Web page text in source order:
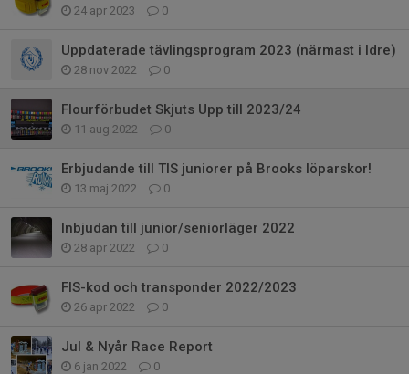
24 apr 2023 0
Uppdaterade tävlingsprogram 2023 (närmast i Idre)
28 nov 2022 0
Flourförbudet Skjuts Upp till 2023/24
11 aug 2022 0
Erbjudande till TIS juniorer på Brooks löparskor!
13 maj 2022 0
Inbjudan till junior/seniorläger 2022
28 apr 2022 0
FIS-kod och transponder 2022/2023
26 apr 2022 0
Jul & Nyår Race Report
6 jan 2022 0